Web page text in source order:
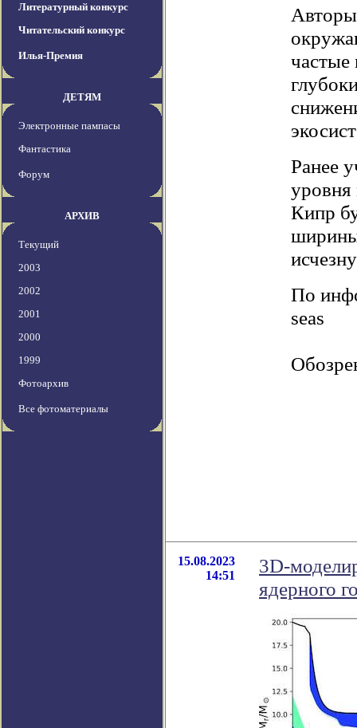
Литературный конкурс
Читательский конкурс
Илья-Премия
ДЕТЯМ
Электронные пампасы
Фантастика
Форум
АРХИВ
Текущий
2003
2002
2001
2000
1999
Фотоархив
Все фотоматериалы
Ранее
уровня
Кипр
По
seas
15.08.2023
14:51
3D-
ядерного